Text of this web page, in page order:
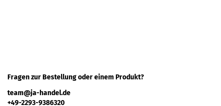
Fragen zur Bestellung oder einem Produkt?
team@ja-handel.de
+49-2293-9386320